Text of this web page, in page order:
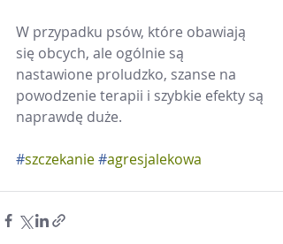
W przypadku psów, które obawiają
się obcych, ale ogólnie są
nastawione proludzko, szanse na
powodzenie terapii i szybkie efekty są
naprawdę duże.
#szczekanie#agresjalekowa